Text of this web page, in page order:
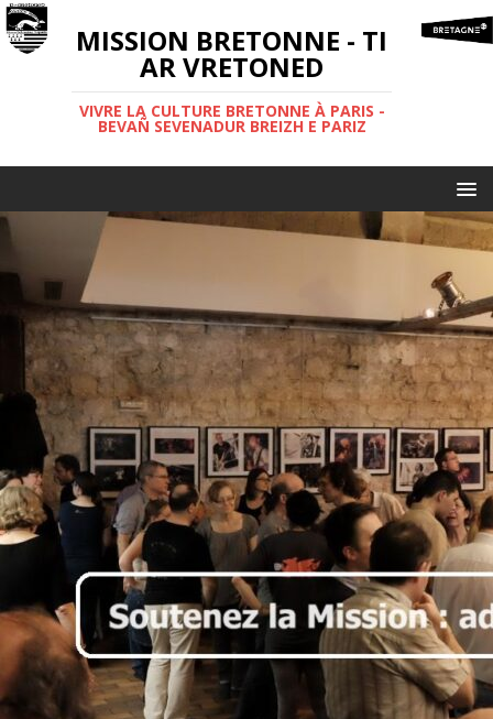
MISSION BRETONNE - TI
AR VRETONED
VIVRE LA CULTURE BRETONNE À PARIS -
BEVAÑ SEVENADUR BREIZH E PARIZ